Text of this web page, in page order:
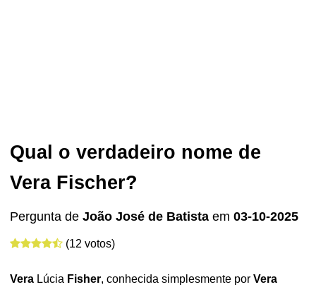
Qual o verdadeiro nome de
Vera Fischer?
Pergunta deJoão José de Batista em03-10-2025
(12 votos)
Vera Lúcia Fisher, conhecida simplesmente porVera